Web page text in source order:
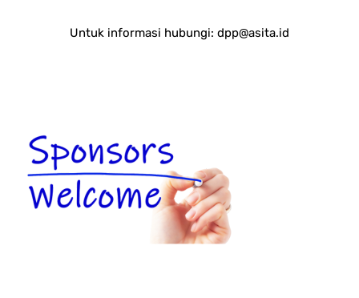
Untuk informasi hubungi: dpp@asita.id